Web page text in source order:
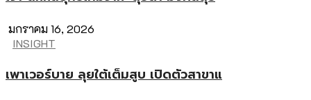
มกราคม 16, 2026
INSIGHT
เพาเวอร์บาย ลุยใต้เต็มสูบ เปิดตัวสาขาแ